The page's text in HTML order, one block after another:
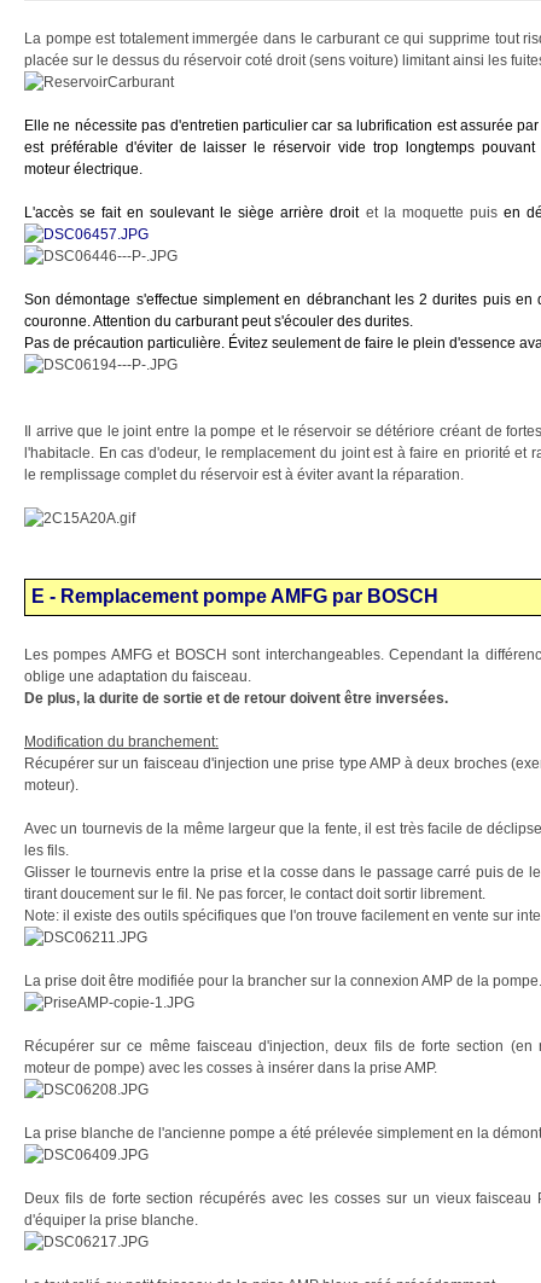
La pompe est totalement immergée dans le carburant ce qui supprime tout
placée sur le dessus du réservoir coté droit (sens voiture) limitant ainsi les
Elle ne nécessite pas d'entretien particulier car sa lubrification est assurée
est préférable d'éviter de laisser le réservoir vide trop longtemps
moteur électrique.
L'accès se fait en soulevant le siège arrière droitet la moquette puis en
Son démontage s'effectue simplement en débranchant les 2 durites puis
couronne. Attention du carburant peut s'écouler des durites.
Pas de précaution particulière. Évitez seulement de faire le plein d'essence
Il arrive que le joint entre la pompe et le réservoir se détériore créant de
l'habitacle. En cas d'odeur, le remplacement du joint est à faire en priorité et
le remplissage complet du réservoir est à éviter avant la réparation.
E - Remplacement pompe AMFG par BOSCH
Les pompes AMFG et BOSCH sont interchangeables. Cependant la
oblige une adaptation du faisceau.
De plus, la durite de sortie et de retour doivent être inversées.
Modification du branchement:
Récupérer sur un faisceau d'injection une prise type AMP à deux broches
moteur).
Avec un tournevis de la même largeur que la fente, il est très facile de
les fils.
Glisser le tournevis entre la prise et la cosse dans le passage carré puis de
tirant doucement sur le fil. Ne pas forcer, le contact doit sortir librement.
Note: il existe des outils spécifiques que l'on trouve facilement en vente sur
La prise doit être modifiée pour la brancher sur la connexion AMP de la pompe.
Récupérer sur ce même faisceau d'injection, deux fils de forte section
moteur de pompe) avec les cosses à insérer dans la prise AMP.
La prise blanche de l'ancienne pompe a été prélevée simplement en la
Deux fils de forte section récupérés avec les cosses sur un vieux faisceau
d'équiper la prise blanche.